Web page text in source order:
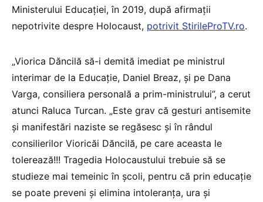
Ministerului Educației, în 2019, după afirmații
nepotrivite despre Holocaust, potrivit StirileProTV.ro.
„Viorica Dăncilă să-i demită imediat pe ministrul
interimar de la Educaţie, Daniel Breaz, și pe Dana
Varga, consiliera personală a prim-ministrului”, a cerut
atunci Raluca Turcan. „Este grav că gesturi antisemite
și manifestări naziste se regăsesc și în rândul
consilierilor Vioricăi Dăncilă, pe care aceasta le
tolerează!!! Tragedia Holocaustului trebuie să se
studieze mai temeinic în școli, pentru că prin educație
se poate preveni și elimina intoleranța, ura și